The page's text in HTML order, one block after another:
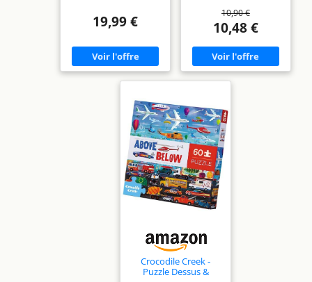
19,99 € 10,90 €
10,48 €
Crocodile Creek -
Puzzle Dessus &